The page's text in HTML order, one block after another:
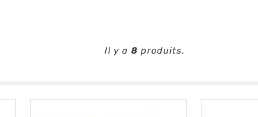
Il y a8 produits.